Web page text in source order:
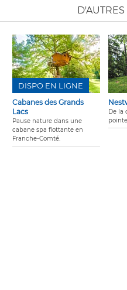
Cabanes des Grands
Lacs
Pause nature dans une
cabane spa flottante en
Franche-Comté.
DISPO EN LIGNE
De la